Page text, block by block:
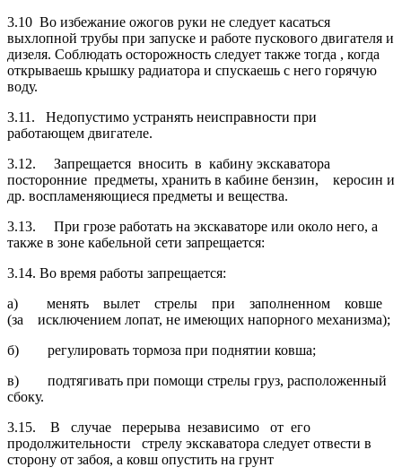
3.10 Во избежание ожогов руки не следует касаться
выхлопной трубы при запуске и работе пускового двигателя и
дизеля. Соблюдать осторожность следует также тогда , когда
открываешь крышку радиатора и спускаешь с него горячую
воду.
3.11. Недопустимо устранять неисправности при
работающем двигателе.
3.12. Запрещается вносить в кабину экскаватора
посторонние предметы, хранить в кабине бензин, керосин и
др. воспламеняющиеся предметы и вещества.
3.13. При грозе работать на экскаваторе или около него, а
также в зоне кабельной сети запрещается:
3.14. Во время работы запрещается:
а) менять вылет стрелы при заполненном ковше
(за исключением лопат, не имеющих напорного механизма);
б) регулировать тормоза при поднятии ковша;
в) подтягивать при помощи стрелы груз, расположенный
сбоку.
3.15. В случае перерыва независимо от его
продолжительности стрелу экскаватора следует отвести в
сторону от забоя, а ковш опустить на грунт